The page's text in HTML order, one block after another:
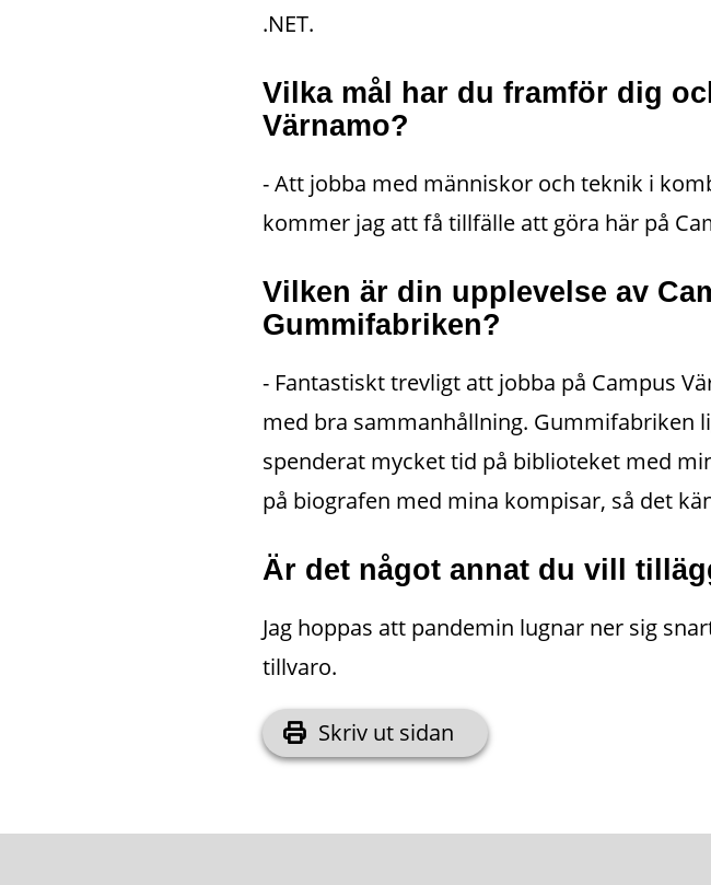
.NET.
Vilka mål har du framför dig
Värnamo?
- Att jobba med människor och teknik i
kommer jag att få tillfälle att göra här på
Vilken är din upplevelse av
Gummifabriken?
- Fantastiskt trevligt att jobba på Campus
med bra sammanhållning. Gummifabriken
spenderat mycket tid på biblioteket med
på biografen med mina kompisar, så det
Är det något annat du vill
Jag hoppas att pandemin lugnar ner sig
tillvaro.
Skriv ut sidan